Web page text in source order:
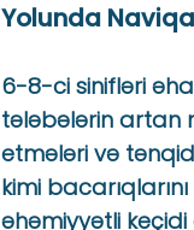
Yolunda
6-8-ci sinifləri
tələbələrin artan
etmələri və
kimi
əhəmiyyətli